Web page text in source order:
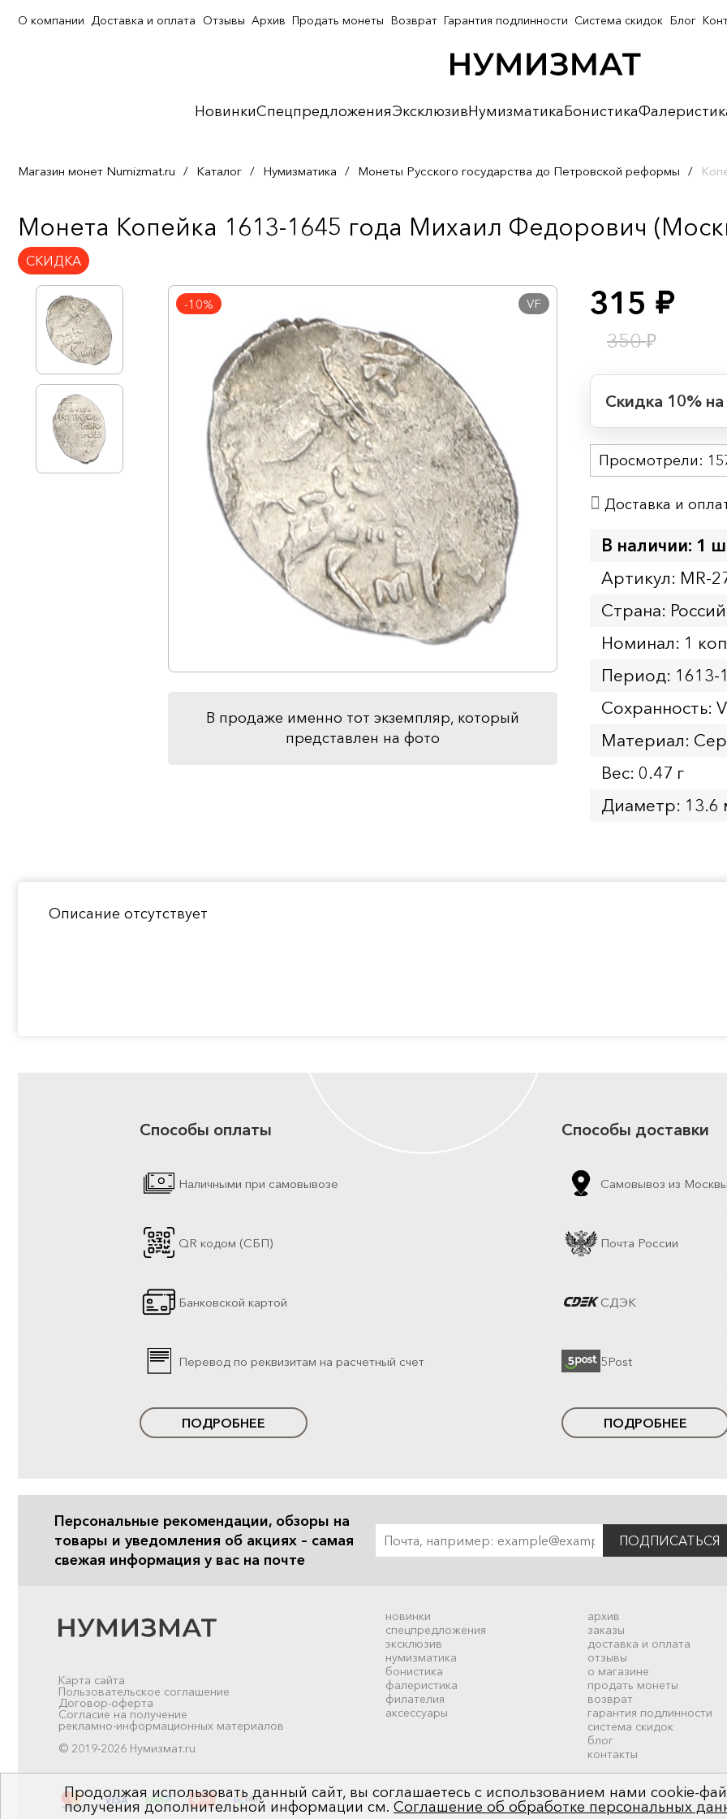
НовинкиСпецпредложенияЭксклюзивНумизматикаБонистика
О компании Доставка и оплата Отзывы Архив Продать монеты Возврат Гарантия подлинности Система скидок Блог
Магазин монет Numizmat.ru / Каталог / Нумизматика / Монеты Русского государства до Петровской реформы /
Монета Копейка 1613-1645 года Михаил Федорович
СКИДКА
-10% VF
В продаже именно тот экземпляр, который
представлен на фото
315 руб.
350₽
Скидка 10%
Начало:
Окончание:
Просмотрели:
Доставка и
В наличии: 1
Артикул: MR-
Страна:
Номинал: 1
Период: 1613-
Сохранность:
Материал:
Вес: 0.47 г
Диаметр: 13.6
Описание отсутствует
Способы оплаты
Наличными при самовывозе
QR кодом (СБП)
Банковской картой
Перевод по реквизитам на расчетный счет
ПОДРОБНЕЕ
Способы доставки
Самовывоз из
Почта России
СДЭК
5Post
ПОДРОБНЕЕ
Персональные рекомендации, обзоры на
товары и уведомления об акциях – самая
свежая информация у вас на почте
ПОДПИСАТЬСЯ
новинки
спецпредложения
эксклюзив
нумизматика
бонистика
фалеристика
филателия
аксессуары
архив
заказы
доставка и оплата
отзывы
о магазине
продать монеты
возврат
гарантия подлинности
система скидок
блог
контакты
Карта сайта
Пользовательское соглашение
Договор-оферта
Согласие на получение
рекламно-информационных материалов
© 2019-2026 Нумизмат.ru
Продолжая использовать данный сайт, вы соглашаетесь с использованием нами cookie-
получения дополнительной информации см. Соглашение об обработке персональных